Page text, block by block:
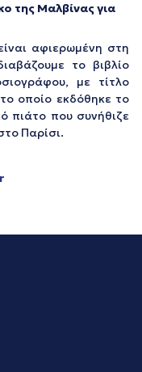
της Μαλβίνας για
αφιερωμένη στη
το βιβλίο
με τίτλο
οποίο εκδόθηκε το
πιάτο που συνήθιζε
Παρίσι.